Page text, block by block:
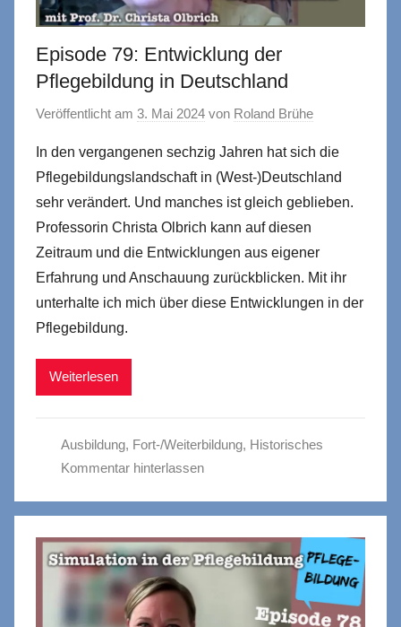
Episode 79: Entwicklung der
Pflegebildung in Deutschland
Veröffentlicht am 3. Mai 2024 von Roland Brühe
In den vergangenen sechzig Jahren hat sich die
Pflegebildungslandschaft in (West-)Deutschland
sehr verändert. Und manches ist gleich geblieben.
Professorin Christa Olbrich kann auf diesen
Zeitraum und die Entwicklungen aus eigener
Erfahrung und Anschauung zurückblicken. Mit ihr
unterhalte ich mich über diese Entwicklungen in der
Pflegebildung.
Weiterlesen
Ausbildung, Fort-/Weiterbildung, Historisches
Kommentar hinterlassen